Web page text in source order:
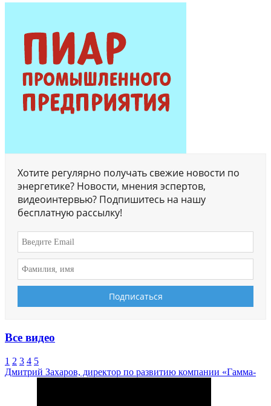
Хотите регулярно получать свежие новости по
энергетике? Новости, мнения эспертов,
видеоинтервью? Подпишитесь на нашу
бесплатную рассылку!
Все видео
1 2 3 4 5
Дмитрий Захаров, директор по развитию компании «Гамма-